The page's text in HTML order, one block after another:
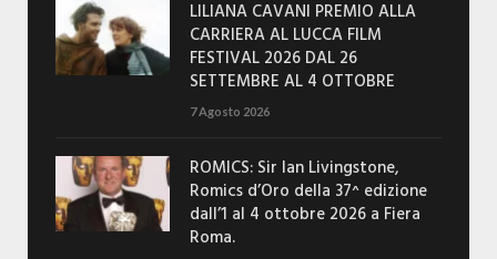
LILIANA CAVANI PREMIO ALLA
CARRIERA AL LUCCA FILM
FESTIVAL 2026 DAL 26
SETTEMBRE AL 4 OTTOBRE
7 Agosto 2026
ROMICS: Sir Ian Livingstone,
Romics d’Oro della 37^ edizione
dall’1 al 4 ottobre 2026 a Fiera
Roma.